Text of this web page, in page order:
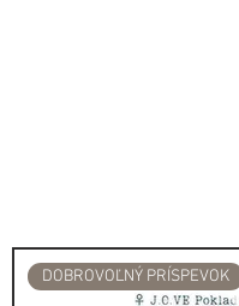
DOBROVOĽNÝ PRÍSPEVOK